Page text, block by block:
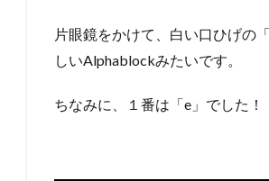
片眼鏡をかけて、白い口ひげの
しいAlphablockみたいです。
ちなみに、１番は「e」でした！